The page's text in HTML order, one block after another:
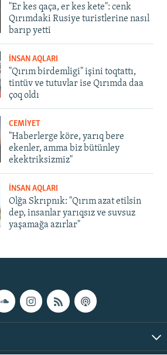
"Er kes qaça, er kes kete": cenk
Qırımdaki Rusiye turistlerine nasıl
barıp yetti
İNSAN AQLARI
"Qırım birdemligi" işini toqtattı,
tintüv ve tutuvlar ise Qırımda daa
çoq oldı
CEMİYET
"Haberlerge köre, yarıq bere
ekenler, amma biz bütünley
ekektriksizmiz"
İNSAN AQLARI
Olğa Skrıpnık: "Qırım azat etilsin
dep, insanlar yarıqsız ve suvsuz
yaşamağa azırlar"